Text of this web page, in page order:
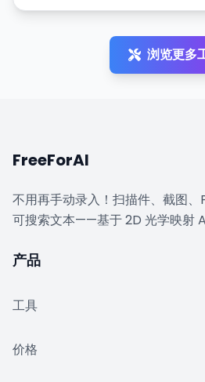
浏览更多
FreeForAI
不用再手动录入！扫描件、截图、
可搜索文本——基于 2D 光学映射 AI
产品
工具
价格